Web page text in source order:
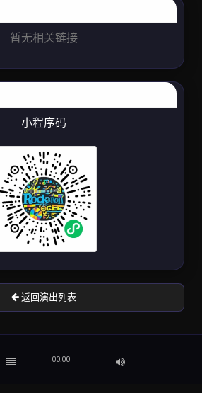
暂无相关链接
小程序码
返回演出列表
00:00